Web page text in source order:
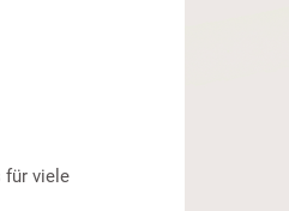
für viele